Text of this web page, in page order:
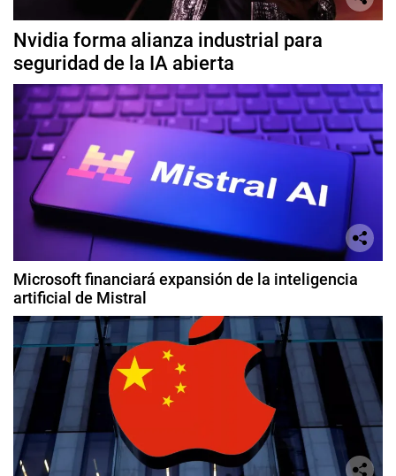
Nvidia forma alianza industrial para
seguridad de la IA abierta
Microsoft financiará expansión de la inteligencia
artificial de Mistral